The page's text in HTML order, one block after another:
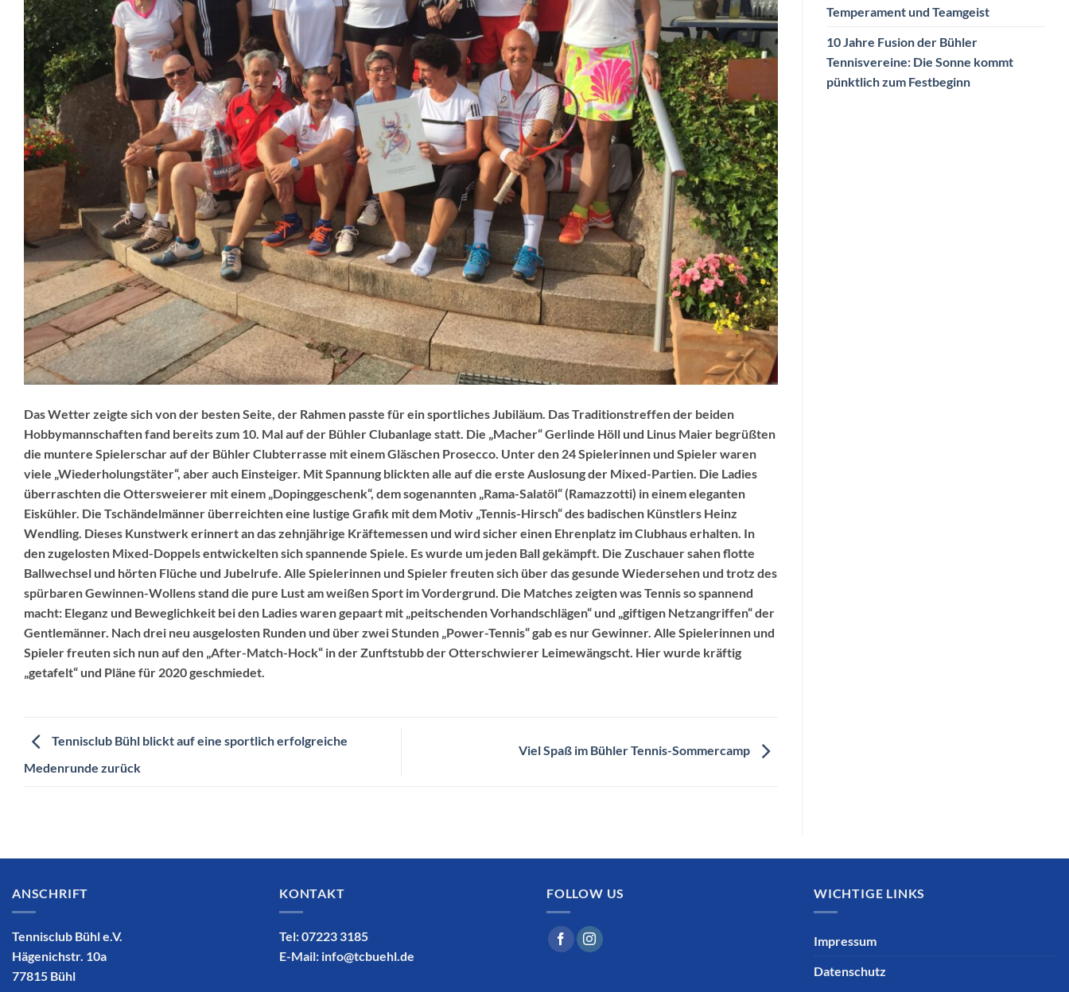
Das Wetter zeigte sich von der besten Seite, der Rahmen passte für ein sportliches Jubiläum. Das Traditionstreffen der beiden
Hobbymannschaften fand bereits zum 10. Mal auf der Bühler Clubanlage statt. Die „Macher“ Gerlinde Höll und Linus Maier begrüßten
die muntere Spielerschar auf der Bühler Clubterrasse mit einem Gläschen Prosecco. Unter den 24 Spielerinnen und Spieler waren
viele „Wiederholungstäter“, aber auch Einsteiger. Mit Spannung blickten alle auf die erste Auslosung der Mixed-Partien. Die Ladies
überraschten die Ottersweierer mit einem „Dopinggeschenk“, dem sogenannten „Rama-Salatöl“ (Ramazzotti) in einem eleganten
Eiskühler. Die Tschändelmänner überreichten eine lustige Grafik mit dem Motiv „Tennis-Hirsch“ des badischen Künstlers Heinz
Wendling. Dieses Kunstwerk erinnert an das zehnjährige Kräftemessen und wird sicher einen Ehrenplatz im Clubhaus erhalten. In
den zugelosten Mixed-Doppels entwickelten sich spannende Spiele. Es wurde um jeden Ball gekämpft. Die Zuschauer sahen flotte
Ballwechsel und hörten Flüche und Jubelrufe. Alle Spielerinnen und Spieler freuten sich über das gesunde Wiedersehen und trotz des
spürbaren Gewinnen-Wollens stand die pure Lust am weißen Sport im Vordergrund. Die Matches zeigten was Tennis so spannend
macht: Eleganz und Beweglichkeit bei den Ladies waren gepaart mit „peitschenden Vorhandschlägen“ und „giftigen Netzangriffen“ der
Gentlemänner. Nach drei neu ausgelosten Runden und über zwei Stunden „Power-Tennis“ gab es nur Gewinner. Alle Spielerinnen und
Spieler freuten sich nun auf den „After-Match-Hock“ in der Zunftstubb der Otterschwierer Leimewängscht. Hier wurde kräftig
„getafelt“ und Pläne für 2020 geschmiedet.
Tennisclub Bühl blickt auf eine sportlich erfolgreiche
Medenrunde zurück
Viel Spaß im Bühler Tennis-Sommercamp
Temperament und Teamgeist
10 Jahre Fusion der Bühler
Tennisvereine: Die Sonne kommt
pünktlich zum Festbeginn
ANSCHRIFT
Tennisclub Bühl e.V.
Hägenichstr. 10a
77815 Bühl
KONTAKT
Tel: 07223 3185
E-Mail: info@tcbuehl.de
FOLLOW US WICHTIGE LINKS
Impressum
Datenschutz